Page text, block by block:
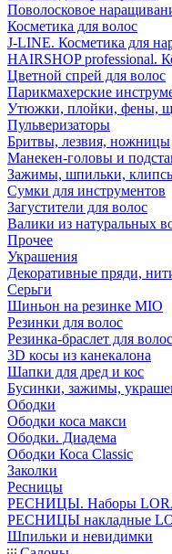
Поволосковое
Косметика для волос
J-LINE. Косметика для
HAIRSHOP professional.
Цветной спрей для волос
Парикмахерские
Утюжки, плойки, фены,
Пульверизаторы
Бритвы, лезвия, ножницы
Манекен-головы и
Зажимы, шпильки,
Сумки для инструментов
Загустители для волос
Валики из натуральных
Прочее
Украшения
Декоративные пряди,
Серьги
Шиньон на резинке MIO
Резинки для волос
Резинка-браслет для
3D косы из канекалона
Шапки для дред и кос
Бусинки, зажимы,
Ободки
Ободки коса макси
Ободки. Диадема
Ободки Коса Classic
Заколки
Ресницы
РЕСНИЦЫ. Наборы
РЕСНИЦЫ накладные
Шпильки и невидимки